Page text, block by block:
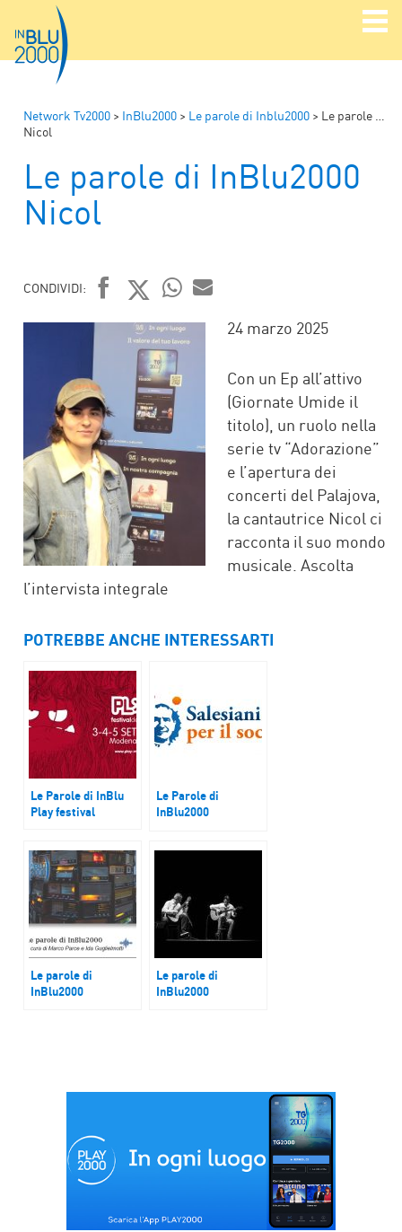
Network Tv2000 > InBlu2000 > Le parole di Inblu2000 > Le parole di InBlu2000
Nicol
Le parole di InBlu2000
Nicol
CONDIVIDI:
FACEBOOK
TWITTER
WHATSAPP
MAIL24 marzo 2025
Con un Ep all’attivo
(Giornate Umide il
titolo), un ruolo nella
serie tv “Adorazione”
e l’apertura dei
concerti del Palajova,
la cantautrice Nicol ci
racconta il suo mondo
musicale. Ascolta
l’intervista integrale
POTREBBE ANCHE INTERESSARTI
Le Parole di InBlu
Play festival
Le Parole di
InBlu2000
Le parole di
InBlu2000
Le parole di
InBlu2000